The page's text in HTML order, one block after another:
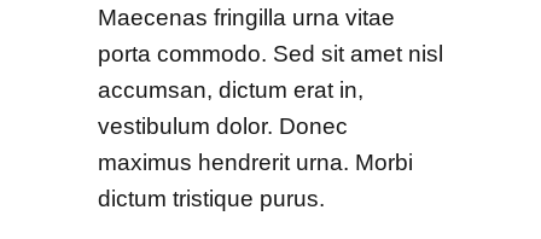
Maecenas fringilla urna vitae
porta commodo. Sed sit amet nisl
accumsan, dictum erat in,
vestibulum dolor. Donec
maximus hendrerit urna. Morbi
dictum tristique purus.